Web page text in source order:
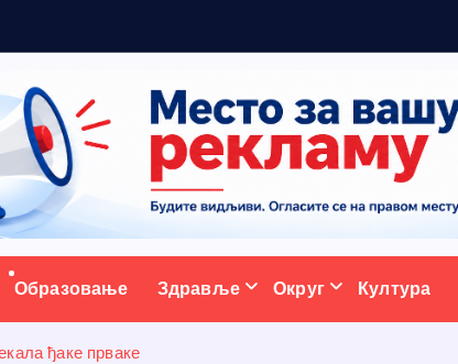
портал
Образовање Здравље Округ Култура
ђаке прваке